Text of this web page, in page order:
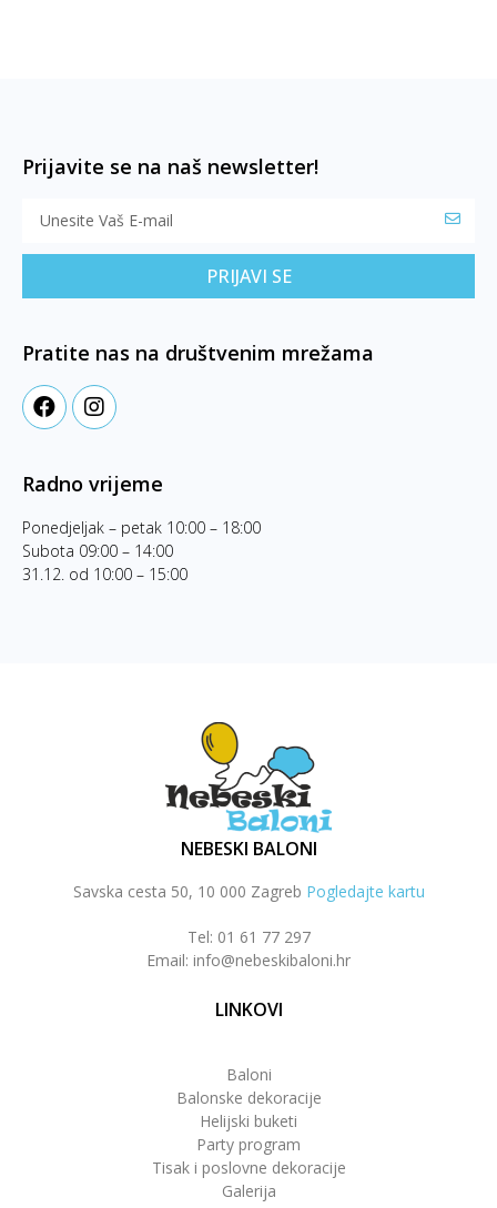
Prijavite se na naš newsletter!
PRIJAVI SE
Pratite nas na društvenim mrežama
Radno vrijeme
Ponedjeljak – petak 10:00 – 18:00
Subota 09:00 – 14:00
31.12. od 10:00 – 15:00
NEBESKI BALONI
Savska cesta 50, 10 000 Zagreb Pogledajte kartu
Tel: 01 61 77 297
Email: info@nebeskibaloni.hr
LINKOVI
Baloni
Balonske dekoracije
Helijski buketi
Party program
Tisak i poslovne dekoracije
Galerija